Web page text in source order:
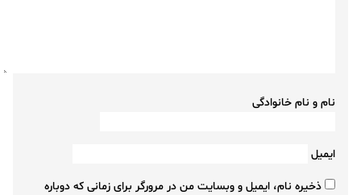
نام و نام خانوادگی
ایمیل
ذخیره نام، ایمیل و وبسایت من در مرورگر برای زمانی که دوباره